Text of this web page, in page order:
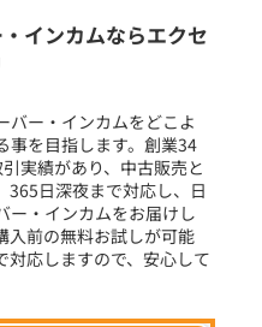
品名等)
セット
インカムならエクセ
バー・インカムをどこよ
事を目指します。創業34
実績があり、中古販売と
365日深夜まで対応し、日
ー・インカムをお届けし
入前の無料お試しが可能
対応しますので、安心して